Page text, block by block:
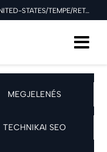
HTTPS://WWW.BIGBIZMAKER.COM/UNITED-STATES/TEMPE/RETAIL/LUXE-LAWNS SEO ELLENŐRZÉSE A 2025.12.04 NAPON
MEGJELENÉS
TECHNIKAI SEO